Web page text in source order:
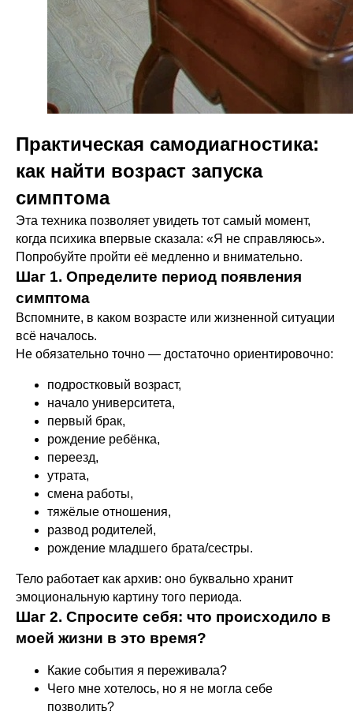
Практическая самодиагностика:
как найти возраст запуска
симптома
Эта техника позволяет увидеть тот самый момент,
когда психика впервые сказала: «Я не справляюсь».
Попробуйте пройти её медленно и внимательно.
Шаг 1. Определите период появления
симптома
Вспомните, в каком возрасте или жизненной ситуации
всё началось.
Не обязательно точно — достаточно ориентировочно:
подростковый возраст,
начало университета,
первый брак,
рождение ребёнка,
переезд,
утрата,
смена работы,
тяжёлые отношения,
развод родителей,
рождение младшего брата/сестры.
Тело работает как архив: оно буквально хранит
эмоциональную картину того периода.
Шаг 2. Спросите себя: что происходило в
моей жизни в это время?
Какие события я переживала?
Чего мне хотелось, но я не могла себе
позволить?